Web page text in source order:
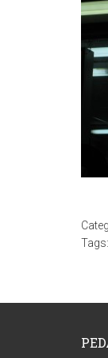
Tags: